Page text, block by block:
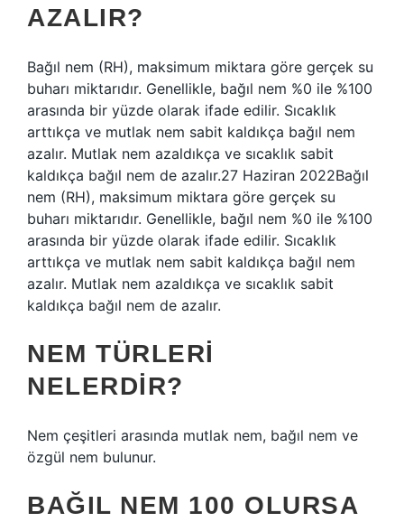
AZALIR?
Bağıl nem (RH), maksimum miktara göre gerçek su
buharı miktarıdır. Genellikle, bağıl nem %0 ile %100
arasında bir yüzde olarak ifade edilir. Sıcaklık
arttıkça ve mutlak nem sabit kaldıkça bağıl nem
azalır. Mutlak nem azaldıkça ve sıcaklık sabit
kaldıkça bağıl nem de azalır.27 Haziran 2022Bağıl
nem (RH), maksimum miktara göre gerçek su
buharı miktarıdır. Genellikle, bağıl nem %0 ile %100
arasında bir yüzde olarak ifade edilir. Sıcaklık
arttıkça ve mutlak nem sabit kaldıkça bağıl nem
azalır. Mutlak nem azaldıkça ve sıcaklık sabit
kaldıkça bağıl nem de azalır.
NEM TÜRLERI
NELERDIR?
Nem çeşitleri arasında mutlak nem, bağıl nem ve
özgül nem bulunur.
BAĞIL NEM 100 OLURSA